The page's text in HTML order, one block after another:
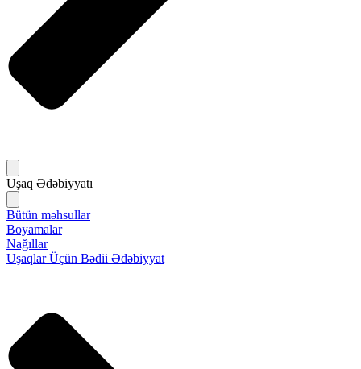
Uşaq Ədəbiyyatı
Bütün məhsullar
Boyamalar
Nağıllar
Uşaqlar Üçün Bədii Ədəbiyyat